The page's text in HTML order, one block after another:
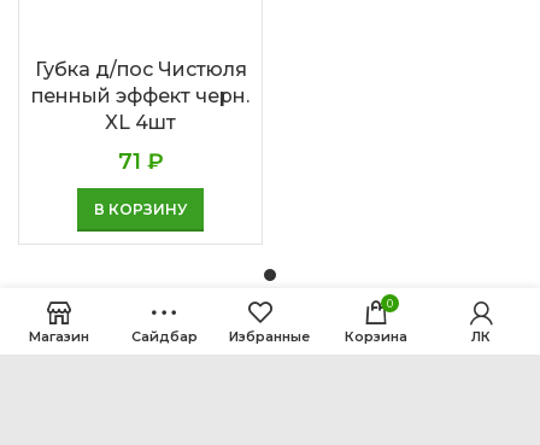
Губка д/пос Чистюля
пенный эффект черн.
XL 4шт
71 ₽
В КОРЗИНУ
Магазин Сайдбар Избранные
0
Корзина ЛК